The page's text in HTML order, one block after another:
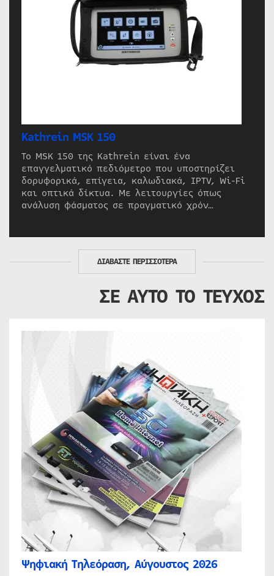
Kathrein MSK 150
Το MSK 150 της Kathrein είναι ένα
επαγγελματικό πεδιόμετρο που υποστηρίζει
δορυφορικά, επίγεια, καλωδιακά, IPTV, Wi-Fi
και οπτικά δίκτυα. Με λειτουργίες όπως
ανάλυση φάσματος σε πραγματικό χρόν…
ΔΙΑΒΑΣΤΕ ΠΕΡΙΣΣΟΤΕΡΑ
ΣΕ ΑΥΤΟ ΤΟ ΤΕΥΧΟΣ
Ψηφιακή Τηλεόραση, Αύγουστος 2026